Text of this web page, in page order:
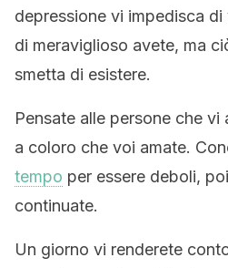
depressione vi impedisca
di meraviglioso avete, ma
smetta di esistere.
Pensate alle persone che
a coloro che voi amate.
tempo per essere deboli,
continuate.
Un giorno vi renderete